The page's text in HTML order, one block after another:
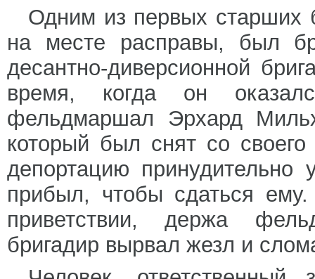
Одним из первых старших
на месте расправы, был
десантно-диверсионной
время, когда он
фельдмаршал Эрхард
который был снят со
депортацию
прибыл, чтобы сдаться
приветствии, держа
бригадир вырвал жезл и